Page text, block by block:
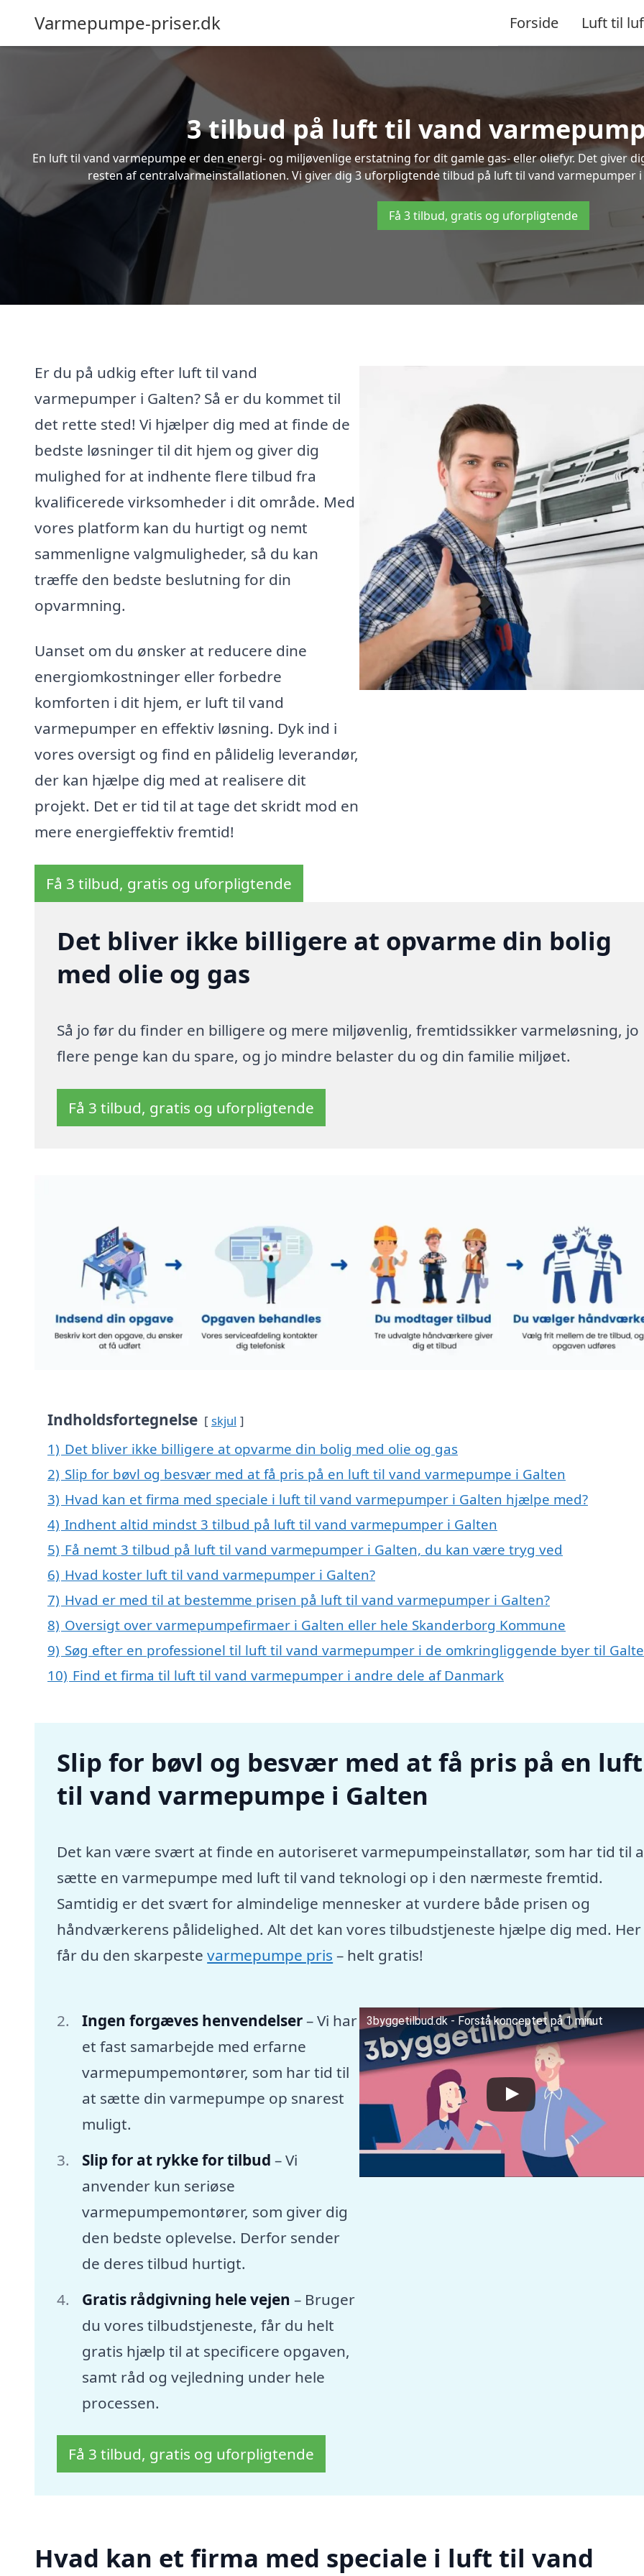
Varmepumpe-priser.dk Forside Luft til
3 tilbud på luft til vand
En luft til vand varmepumpe er den energi- og miljøvenlige erstatning for dit gamle gas- eller oliefyr. Det giver
resten af centralvarmeinstallationen. Vi giver dig 3 uforpligtende tilbud på luft til vand varmepumper
Få 3 tilbud, gratis og uforpligtende
Er du på udkig efter luft til vand
varmepumper i Galten? Så er du kommet til
det rette sted! Vi hjælper dig med at finde de
bedste løsninger til dit hjem og giver dig
mulighed for at indhente flere tilbud fra
kvalificerede virksomheder i dit område. Med
vores platform kan du hurtigt og nemt
sammenligne valgmuligheder, så du kan
træffe den bedste beslutning for din
opvarmning.
Uanset om du ønsker at reducere dine
energiomkostninger eller forbedre
komforten i dit hjem, er luft til vand
varmepumper en effektiv løsning. Dyk ind i
vores oversigt og find en pålidelig leverandør,
der kan hjælpe dig med at realisere dit
projekt. Det er tid til at tage det skridt mod en
mere energieffektiv fremtid!
Få 3 tilbud, gratis og uforpligtende
Det bliver ikke billigere at opvarme din bolig
med olie og gas
Så jo før du finder en billigere og mere miljøvenlig, fremtidssikker varmeløsning, jo
flere penge kan du spare, og jo mindre belaster du og din familie miljøet.
Få 3 tilbud, gratis og uforpligtende
Indholdsfortegnelse skjul
1) Det bliver ikke billigere at opvarme din bolig med olie og gas
2) Slip for bøvl og besvær med at få pris på en luft til vand varmepumpe i Galten
3) Hvad kan et firma med speciale i luft til vand varmepumper i Galten hjælpe med?
4) Indhent altid mindst 3 tilbud på luft til vand varmepumper i Galten
5) Få nemt 3 tilbud på luft til vand varmepumper i Galten, du kan være tryg ved
6) Hvad koster luft til vand varmepumper i Galten?
7) Hvad er med til at bestemme prisen på luft til vand varmepumper i Galten?
8) Oversigt over varmepumpefirmaer i Galten eller hele Skanderborg Kommune
9) Søg efter en professionel til luft til vand varmepumper i de omkringliggende byer til
10) Find et firma til luft til vand varmepumper i andre dele af Danmark
Slip for bøvl og besvær med at få pris på en luft
til vand varmepumpe i Galten
Det kan være svært at finde en autoriseret varmepumpeinstallatør, som har tid til
sætte en varmepumpe med luft til vand teknologi op i den nærmeste fremtid.
Samtidig er det svært for almindelige mennesker at vurdere både prisen og
håndværkerens pålidelighed. Alt det kan vores tilbudstjeneste hjælpe dig med. Her
får du den skarpestevarmepumpe pris – helt gratis!
Ingen forgæves henvendelser– Vi har
et fast samarbejde med erfarne
varmepumpemontører, som har tid til
at sætte din varmepumpe op snarest
muligt.
Slip for at rykke for tilbud – Vi
anvender kun seriøse
varmepumpemontører, som giver dig
den bedste oplevelse. Derfor sender
de deres tilbud hurtigt.
Gratis rådgivning hele vejen – Bruger
du vores tilbudstjeneste, får du helt
gratis hjælp til at specificere opgaven,
samt råd og vejledning under hele
processen.
3byggetilbud.dk - Forstå konceptet på 1 minut
Få 3 tilbud, gratis og uforpligtende
Hvad kan et firma med speciale i luft til vand